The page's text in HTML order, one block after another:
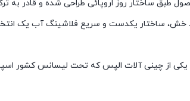
طبق ساختار روز اروپائی طراحی شده و قادر
خش، ساختار یکدست و سریع فلاشینگ آب یک
یکی از چینی آلات الپس که تحت لیسانس کشور